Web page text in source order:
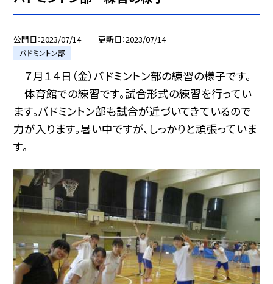
公開日 2023/07/14 更新日 2023/07/14
バドミントン部
７月１４日（金）バドミントン部の練習の様子です。
体育館での練習です。試合形式の練習を行ってい
ます。バドミントン部も試合が近づいてきているので
力が入ります。暑い中ですが、しっかりと頑張っていま
す。